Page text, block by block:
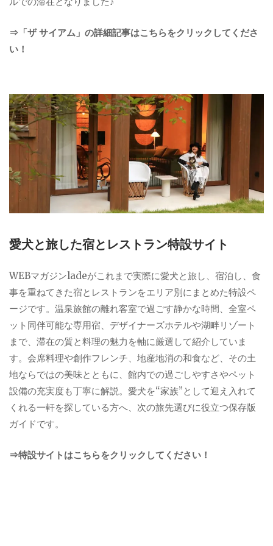
⇒「ザ サイアム」の詳細記事はこちらをクリックしてくださ
い！
愛犬と旅した宿とレストラン特設サイト
WEBマガジンladeがこれまで実際に愛犬と旅し、宿泊し、食
事を重ねてきた宿とレストランをエリア別にまとめた特設ペ
ージです。温泉旅館の離れ客室で過ごす静かな時間、全室ペ
ット同伴可能な専用宿、デザイナーズホテルや湖畔リゾート
まで、滞在の質と料理の魅力を軸に厳選して紹介していま
す。会席料理や創作フレンチ、地産地消の和食など、その土
地ならではの美味とともに、館内での過ごしやすさやペット
設備の充実度も丁寧に解説。愛犬を“家族”として迎え入れて
くれる一軒を探している方へ、次の旅先選びに役立つ保存版
ガイドです。
⇒特設サイトはこちらをクリックしてください！